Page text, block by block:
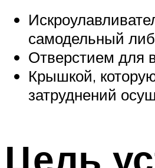
самодельный
Отверстием для
Крышкой,
затруднений
Цель